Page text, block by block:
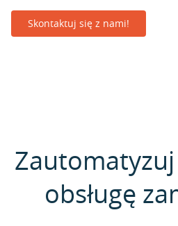
Skontaktuj się z nami!
obsługę